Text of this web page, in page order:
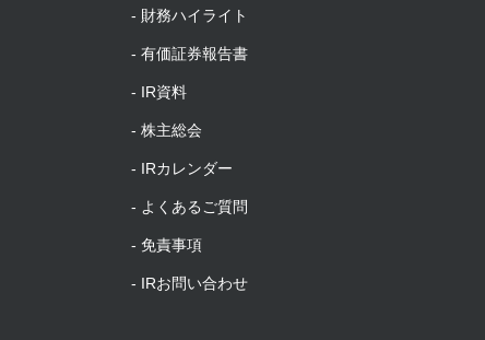
財務ハイライト
有価証券報告書
IR資料
株主総会
IRカレンダー
よくあるご質問
免責事項
IRお問い合わせ